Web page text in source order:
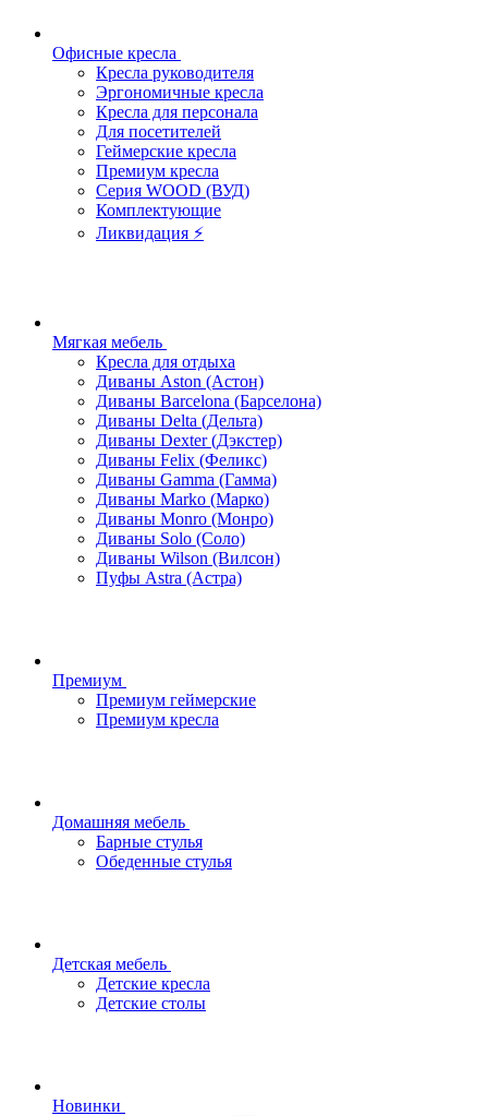
Офисные кресла
Кресла руководителя
Эргономичные кресла
Кресла для персонала
Для посетителей
Геймерские кресла
Премиум кресла
Серия WOOD (ВУД)
Комплектующие
Ликвидация ⚡
Мягкая мебель
Кресла для отдыха
Диваны Aston (Астон)
Диваны Barcelona (Барселона)
Диваны Delta (Дельта)
Диваны Dexter (Дэкстер)
Диваны Felix (Феликс)
Диваны Gamma (Гамма)
Диваны Marko (Марко)
Диваны Monro (Монро)
Диваны Solo (Соло)
Диваны Wilson (Вилсон)
Пуфы Astra (Астра)
Премиум
Премиум геймерские
Премиум кресла
Домашняя мебель
Барные стулья
Обеденные стулья
Детская мебель
Детские кресла
Детские столы
Новинки